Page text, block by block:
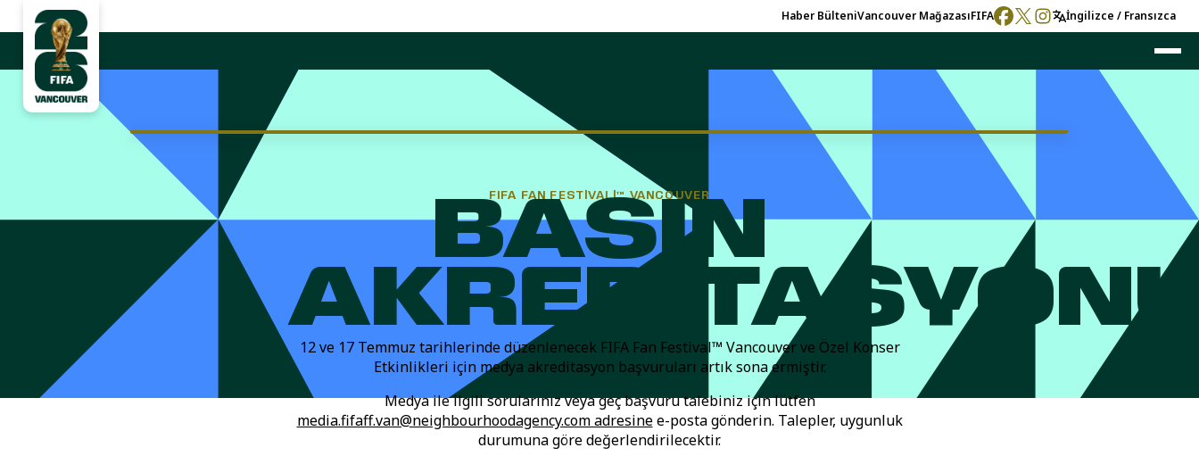
Haber BülteniVancouver MağazasıFIFA İngilizce / Fransızca
FIFA FAN FESTIVALI™ VANCOUVER
BASIN
12 ve 17 Temmuz tarihlerinde düzenlenecek FIFA Fan Festival™ Vancouver ve Özel Konser
Etkinlikleri için medya akreditasyon başvuruları artık sona ermiştir.
Medya ile ilgili sorularınız veya geç başvuru talebiniz için lütfen
media.fifaff.van@neighbourhoodagency.com adresinee-posta gönderin. Talepler, uygunluk
durumuna göre değerlendirilecektir.